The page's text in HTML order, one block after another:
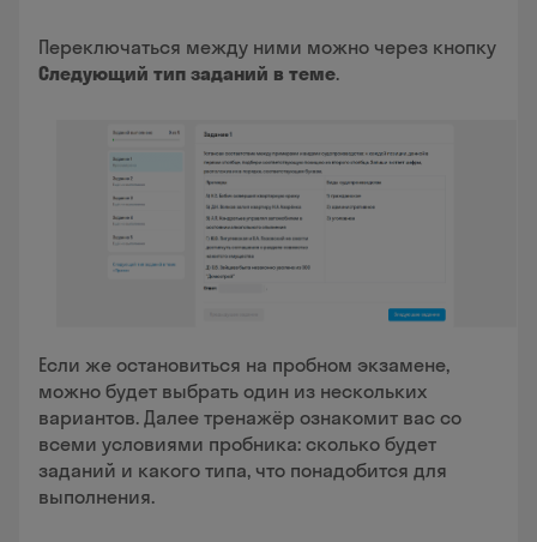
Переключаться между ними можно через кнопку
Следующий тип заданий в теме.
Если же остановиться на пробном экзамене,
можно будет выбрать один из нескольких
вариантов. Далее тренажёр ознакомит вас со
всеми условиями пробника: сколько будет
заданий и какого типа, что понадобится для
выполнения.